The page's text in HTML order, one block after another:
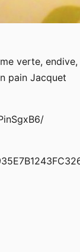
verte, endive,
pain Jacquet